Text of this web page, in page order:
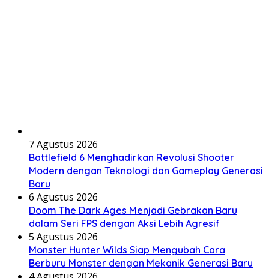
7 Agustus 2026
Battlefield 6 Menghadirkan Revolusi Shooter
Modern dengan Teknologi dan Gameplay Generasi
Baru
6 Agustus 2026
Doom The Dark Ages Menjadi Gebrakan Baru
dalam Seri FPS dengan Aksi Lebih Agresif
5 Agustus 2026
Monster Hunter Wilds Siap Mengubah Cara
Berburu Monster dengan Mekanik Generasi Baru